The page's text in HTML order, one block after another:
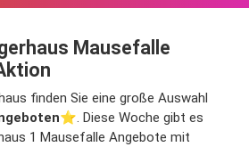
Mausefalle
finden Sie eine große Auswahl
⭐️. Diese Woche gibt es
1 Mausefalle Angebote mit